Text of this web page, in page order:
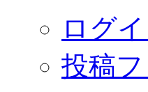
ログ
投稿